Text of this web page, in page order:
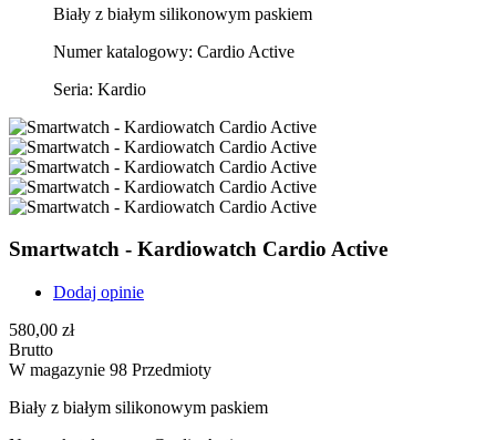
Biały z białym silikonowym paskiem
Numer katalogowy: Cardio Active
Seria: Kardio
Smartwatch - Kardiowatch Cardio Active
Dodaj opinie
580,00 zł
Brutto
W magazynie 98 Przedmioty
Biały z białym silikonowym paskiem